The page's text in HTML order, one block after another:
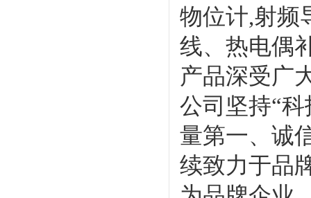
物位计,射频
线、热电偶
产品深受广
公司坚持“
量第一、诚
续致力于品